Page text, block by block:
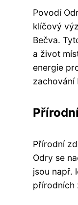
Povodí
klíčový
Bečva.
a život
energie
Přírodní
Odry se
jsou např.
přírodních